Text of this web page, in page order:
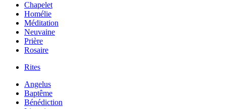
Chapelet
Homélie
Méditation
Neuvaine
Prière
Rosaire
Rites
Angelus
Baptême
Bénédiction